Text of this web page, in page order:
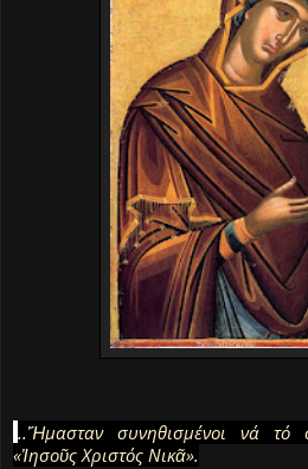
...Ἤμασταν συνηθισμένοι νά τό
«Ἰησοῦς Χριστός Νικᾶ».